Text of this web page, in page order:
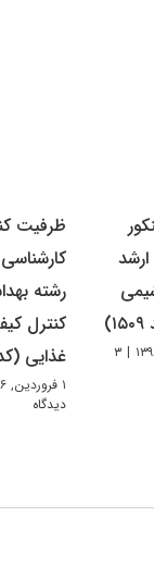
| ۳
ظرفیت
رشته
کنترل
غذایی (کد
۱ فروردین, ۱۳۹۶
دیدگاه